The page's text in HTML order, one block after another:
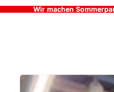
Wir machen
Wir machen